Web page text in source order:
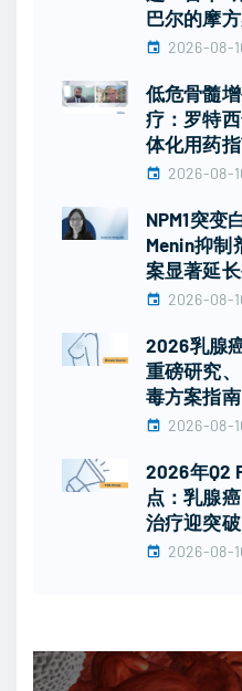
巴尔的摩
2026-08-
低危骨髓
疗：罗特
体化用药
2026-08-
NPM1突变
Menin抑制
案显著延
2026-08-
2026乳腺
重磅研究
毒方案指南
2026-08-
2026年Q2
点：乳腺
治疗迎突破
2026-08-